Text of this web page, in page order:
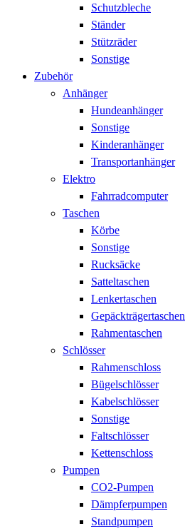
Schutzbleche
Ständer
Stützräder
Sonstige
Zubehör
Anhänger
Hundeanhänger
Sonstige
Kinderanhänger
Transportanhänger
Elektro
Fahrradcomputer
Taschen
Körbe
Sonstige
Rucksäcke
Satteltaschen
Lenkertaschen
Gepäckträgertaschen
Rahmentaschen
Schlösser
Rahmenschloss
Bügelschlösser
Kabelschlösser
Sonstige
Faltschlösser
Kettenschloss
Pumpen
CO2-Pumpen
Dämpferpumpen
Standpumpen